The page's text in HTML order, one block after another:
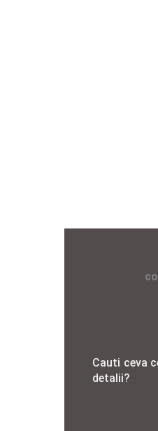
Cauti ceva
detalii?